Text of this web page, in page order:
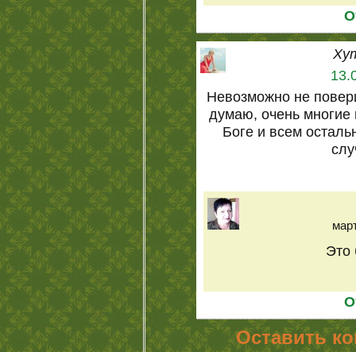
Невозможно не
думаю, очень
Боге и всем
Это
Оставить